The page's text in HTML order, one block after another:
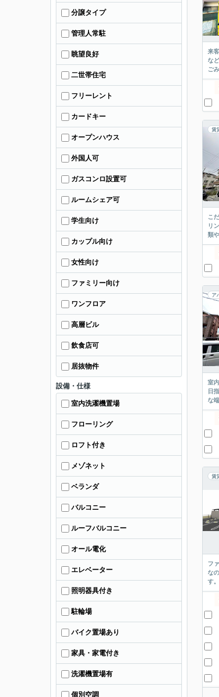
来
な
ご
賃
こ
リ
類
ア
室
日
な
賃
フ
な
す
分譲タイプ
管理人常駐
眺望良好
二世帯住宅
フリーレント
カードキー
オープンハウス
外国人可
ガスコンロ設置可
ルームシェア可
学生向け
カップル向け
女性向け
ファミリー向け
ワンフロア
高層ビル
飲食店可
居抜物件
設備・仕様
室内洗濯機置場
フローリング
ロフト付き
メゾネット
ベランダ
バルコニー
ルーフバルコニー
オール電化
エレベーター
照明器具付き
駐輪場
バイク置場あり
家具・家電付き
洗濯機置場有
個別空調